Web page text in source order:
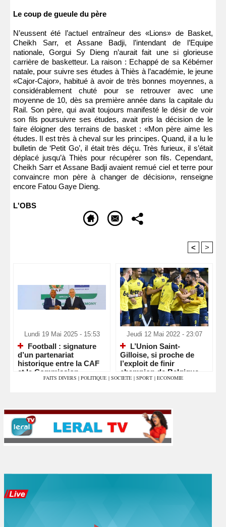
Le coup de gueule du père
N’eussent été l’actuel entraîneur des «Lions» de Basket,
Cheikh Sarr, et Assane Badji, l’intendant de l’Equipe
nationale, Gorgui Sy Dieng n’aurait fait une si glorieuse
carrière de basketteur. La raison : Echappé de sa Kébémer
natale, pour suivre ses études à Thiès à l’académie, le jeune
«Cajor-Cajor», habitué à avoir de très bonnes moyennes, a
considérablement chuté pour se retrouver avec une
moyenne de 10, dès sa première année dans la capitale du
Rail. Son père, qui avait toujours manifesté le désir de voir
son fils poursuivre ses études, avait pris la décision de le
faire éloigner des terrains de basket : «Mon père aime les
études. Il est très à cheval sur les principes. Quand, il a lu le
bulletin de ‘Petit Go’, il était très déçu. Très furieux, il s’était
déplacé jusqu’à Thiès pour récupérer son fils. Cependant,
Cheikh Sarr et Assane Badji avaient remué ciel et terre pour
convaincre mon père à changer de décision», renseigne
encore Fatou Gaye Dieng.
L'OBS
< >
Lundi 19 Mai 2025 - 15:53
Football : signature
d’un partenariat
historique entre la CAF
et la Commission
Européenne
Jeudi 12 Mai 2022 - 23:07
L’Union Saint-
Gilloise, si proche de
l’exploit de finir
champion de Belgique
FAITS DIVERS | POLITIQUE | SOCIETE | SPORT | ECONOMIE